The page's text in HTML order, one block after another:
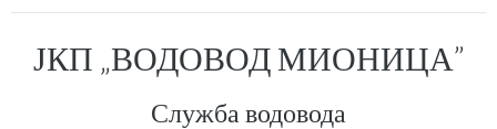
ЈКП „ВОДОВОД МИОНИЦА”
Служба водовода